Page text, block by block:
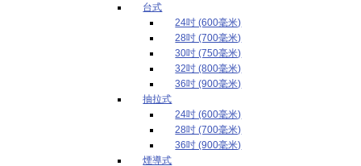
台式
24吋 (600毫米)
28吋 (700毫米)
30吋 (750毫米)
32吋 (800毫米)
36吋 (900毫米)
抽拉式
24吋 (600毫米)
28吋 (700毫米)
36吋 (900毫米)
煙導式